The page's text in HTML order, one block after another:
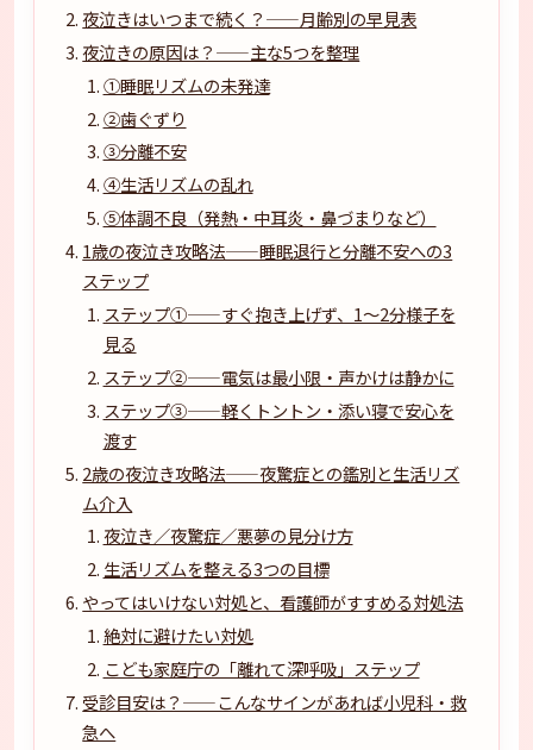
夜泣きはいつまで続く？——月齢別の早見表
夜泣きの原因は？——主な5つを整理
①睡眠リズムの未発達
②歯ぐずり
③分離不安
④生活リズムの乱れ
⑤体調不良（発熱・中耳炎・鼻づまりなど）
1歳の夜泣き攻略法——睡眠退行と分離不安への3
ステップ
ステップ①——すぐ抱き上げず、1〜2分様子を
見る
ステップ②——電気は最小限・声かけは静かに
ステップ③——軽くトントン・添い寝で安心を
渡す
2歳の夜泣き攻略法——夜驚症との鑑別と生活リズ
ム介入
夜泣き／夜驚症／悪夢の見分け方
生活リズムを整える3つの目標
やってはいけない対処と、看護師がすすめる対処法
絶対に避けたい対処
こども家庭庁の「離れて深呼吸」ステップ
受診目安は？——こんなサインがあれば小児科・救
急へ